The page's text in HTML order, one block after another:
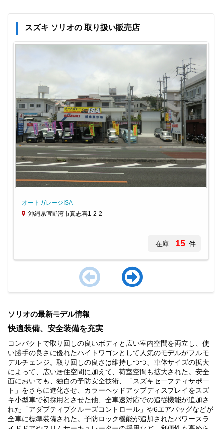
スズキ ソリオの 取り扱い販売店
オートガレージISA
沖縄県宜野湾市真志喜1-2-2
在庫 15 件
of
4
ソリオの最新モデル情報
快適装備、安全装備を充実
コンパクトで取り回しの良いボディと広い室内空間を両立し、使
い勝手の良さに優れたハイトワゴンとして人気のモデルがフルモ
デルチェンジ。取り回しの良さは維持しつつ、車体サイズの拡大
によって、広い居住空間に加えて、荷室空間も拡大された。安全
面においても、独自の予防安全技術、「スズキセーフティサポー
ト」をさらに進化させ、カラーヘッドアップディスプレイをスズ
キ小型車で初採用とさせた他、全車速対応での追従機能が追加さ
れた「アダプティブクルーズコントロール」や6エアバッグなどが
全車に標準装備された。予防ロック機能が追加されたパワースラ